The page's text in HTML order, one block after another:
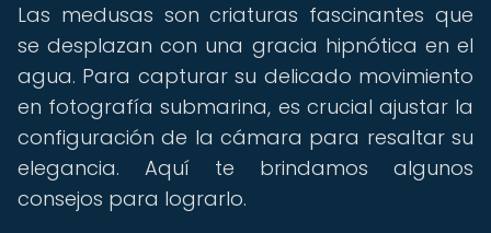
Las medusas son criaturas fascinantes que
se desplazan con una gracia hipnótica en el
agua. Para capturar su delicado movimiento
en fotografía submarina, es crucial ajustar la
configuración de la cámara para resaltar su
elegancia. Aquí te brindamos algunos
consejos para lograrlo.